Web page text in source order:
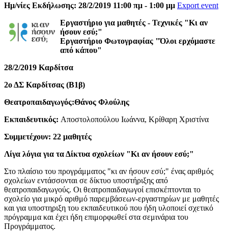
Ημ/νίες Εκδήλωσης: 28/2/2019 11:00 πμ - 1:00 μμ Export event
Eργαστήριο για μαθητές - Τεχνικές "Κι αν
ήσουν εσύ;"
Εργαστήριο Φωτογραφίας "Όλοι ερχόμαστε
από κάπου"
28/2/2019 Καρδίτσα
2ο ΔΣ Καρδίτσας (Β1β)
Θεατροπαιδαγωγός:Θάνος Φλούλης
Εκπαιδευτικός: Αποστολοπούλου Ιωάννα, Κρίθαρη Χριστίνα
Συμμετέχουν: 22 μαθητές
Λίγα λόγια για τα Δίκτυα σχολείων "Κι αν ήσουν εσύ;"
Στο πλαίσιο του προγράμματος "κι αν ήσουν εσύ;" ένας αριθμός
σχολείων εντάσσονται σε δίκτυο υποστήριξης από
θεατροπαιδαγωγούς. Οι θεατροπαιδαγωγοί επισκέπτονται το
σχολείο για μικρό αριθμό παρεμβάσεων-εργαστηρίων με μαθητές
και για υποστηριξη του εκπαιδευτικού που ήδη υλοποιεί σχετικό
πρόγραμμα και έχει ήδη επιμορφωθεί στα σεμινάρια του
Προγράμματος.